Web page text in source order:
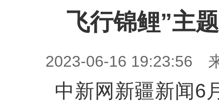
飞行锦鲤”主
2023-06-16 19:23:56
中新网新疆新闻6